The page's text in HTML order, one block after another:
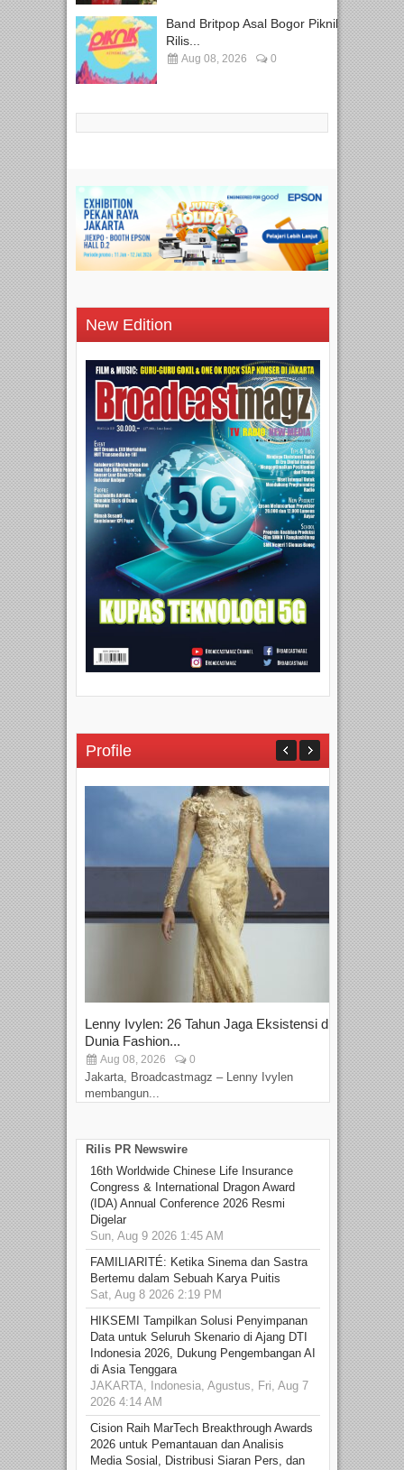
Band Britpop Asal Bogor Piknik
Rilis...
Aug 08, 2026 0
New Edition
Profile
Lenny Ivylen: 26 Tahun Jaga Eksistensi di
Dunia Fashion...
Aug 08, 2026 0
Jakarta, Broadcastmagz – Lenny Ivylen
membangun...
Rilis PR Newswire
16th Worldwide Chinese Life Insurance
Congress & International Dragon Award
(IDA) Annual Conference 2026 Resmi
Digelar
Sun, Aug 9 2026 1:45 AM
FAMILIARITÉ: Ketika Sinema dan Sastra
Bertemu dalam Sebuah Karya Puitis
Sat, Aug 8 2026 2:19 PM
HIKSEMI Tampilkan Solusi Penyimpanan
Data untuk Seluruh Skenario di Ajang DTI
Indonesia 2026, Dukung Pengembangan AI
di Asia Tenggara
JAKARTA, Indonesia, Agustus, Fri, Aug 7
2026 4:14 AM
Cision Raih MarTech Breakthrough Awards
2026 untuk Pemantauan dan Analisis
Media Sosial, Distribusi Siaran Pers, dan